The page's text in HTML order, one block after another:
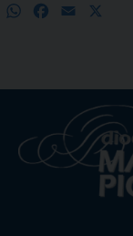
WhatsApp
Facebook
Email